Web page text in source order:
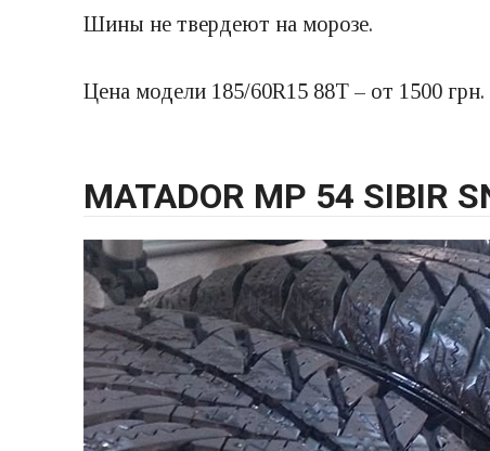
Шины не твердеют на морозе.
Цена модели 185/60R15 88T – от 1500 грн.
MATADOR MP 54 SIBIR